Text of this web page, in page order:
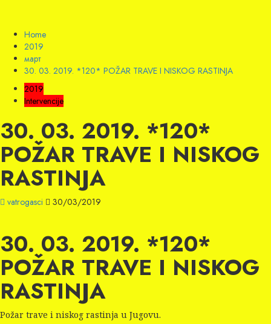
Home
2019
март
30. 03. 2019. *120* POŽAR TRAVE I NISKOG RASTINJA
2019
Intervencije
30. 03. 2019. *120*
POŽAR TRAVE I NISKOG
RASTINJA
vatrogasci 30/03/2019
30. 03. 2019. *120*
POŽAR TRAVE I NISKOG
RASTINJA
Požar trave i niskog rastinja u Jugovu.